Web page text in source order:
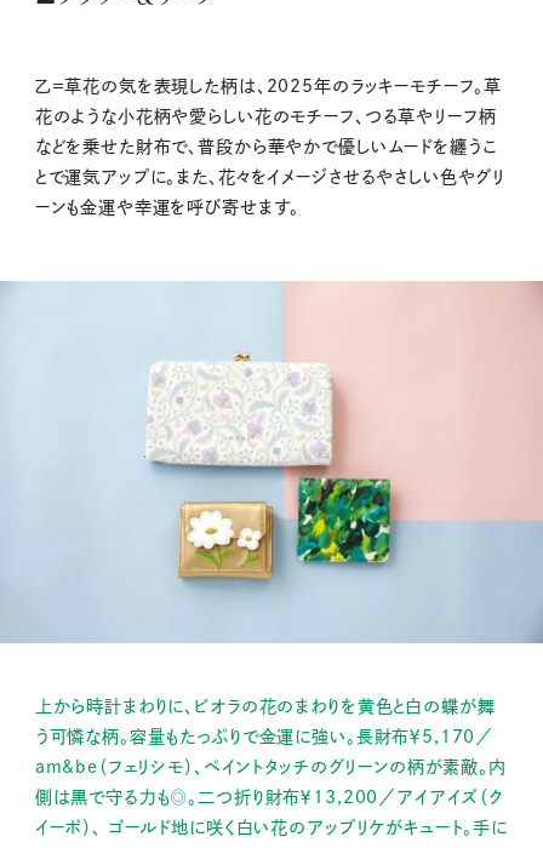
乙＝草花の気を表現した柄は、2025年のラッキーモチーフ。草
花のような小花柄や愛らしい花のモチーフ、つる草やリーフ柄
などを乗せた財布で、普段から華やかで優しいムードを纏うこ
とで運気アップに。また、花々をイメージさせるやさしい色やグリ
ーンも金運や幸運を呼び寄せます。
上から時計まわりに、ビオラの花のまわりを黄色と白の蝶が舞
う可憐な柄。容量もたっぷりで金運に強い。長財布￥5,170／
am&be（フェリシモ）、ペイントタッチのグリーンの柄が素敵。内
側は黒で守る力も◎。二つ折り財布￥13,200／アイアイズ（ク
イーポ）、 ゴールド地に咲く白い花のアップリケがキュート。手に